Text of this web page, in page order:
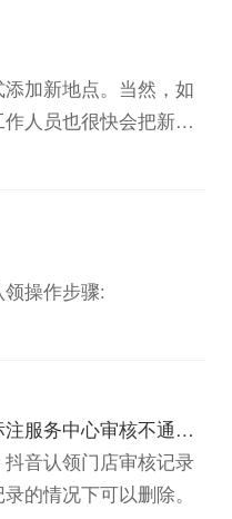
交申请表单并耐心等
可以将你所申报的地
加新地点。当然，如
人员也很快会把新地
新增活动）。
操作步骤:
服务中心审核不通过
音认领门店审核记录
的情况下可以删除。